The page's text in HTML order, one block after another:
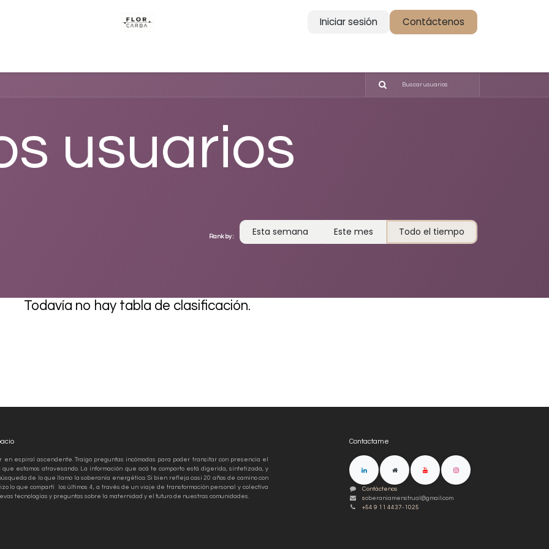
Iniciar sesión Contáctenos
usuarios
Rank by : Esta semana Este mes Todo el tiempo
Todavía no hay tabla de clasificación.
en espiral ascendente. Traigo preguntas incómodas para poder transitar con presencia el
que estamos atravesando. La información que acá te comparto está digerida, sintetizada, y
de lo que llamo la soberanía energética. Si bien refleja casi 20 años de camino con
lo que compartí los últimos 4, a través de un viaje de transformación personal y colectiva
tecnologías y preguntas sobre la maternidad y el futuro de nuestras comunidades.
Contactame
Contáctenos
soberaniamenstrual@gmail.com
+54 9 11 4437-1025